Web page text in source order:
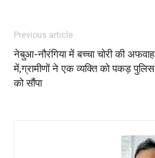
Previous article
नेबुआ-नौरंगिया में बच्चा चोरी की अफवाह
में,ग्रामीणों ने एक व्यक्ति को पकड़ पुलिस
को सौंपा